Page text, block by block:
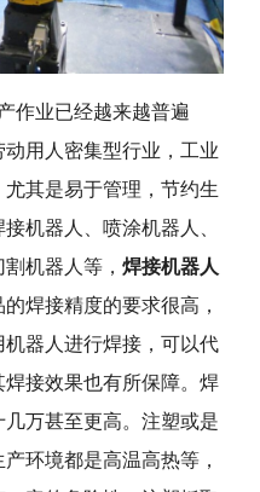
作业已经越来越普遍
用人密集型行业，工业
其是易于管理，节约生
机器人、喷涂机器人、
机器人等， 焊接机器人
焊接精度的要求很高，
器人进行焊接，可以代
接效果也有所保障。焊
万甚至更高。注塑或是
环境都是高温高热等，